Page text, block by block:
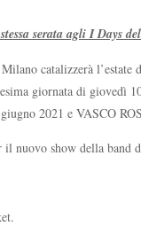
serata agli I Days
Milano catalizzerà
giornata di giovedì
2021 e VASCO
nuovo show della band